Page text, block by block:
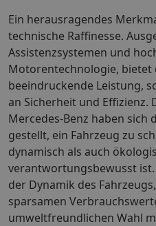
Ein herausragendes
technische Raffinesse.
Assistenzsystemen und
Motorentechnologie, bietet
beeindruckende Leistung,
an Sicherheit und Effizienz.
Mercedes-Benz haben
gestellt, ein Fahrzeug zu
dynamisch als auch
verantwortungsbewusst
der Dynamik des
sparsamen
umweltfreundlichen Wahl